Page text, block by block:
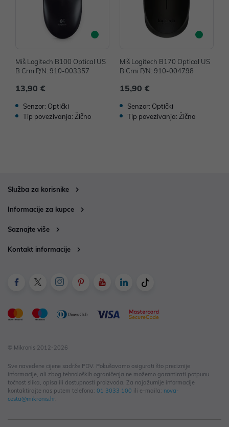
Miš Logitech B100 Optical US
B Crni P/N: 910-003357
13,90 €
Senzor: Optički
Tip povezivanja: Žično
Miš Logitech B170 Optical US
B Crni P/N: 910-004798
15,90 €
Senzor: Optički
Tip povezivanja: Žično
Služba za korisnike
Informacije za kupce
Saznajte više
Kontakt informacije
© Mikronis 2012-2026
Sve navedene cijene sadrže PDV. Pokušavamo osigurati što preciznije
informacije, ali zbog tehnoloških ograničenja ne možemo garantirati potpunu
točnost slika, opisa ili dostupnosti proizvoda. Za najažurnije informacije
kontaktirajte nas putem telefona: 01 3033 100 ili e-maila: nova-
cesta@mikronis.hr.